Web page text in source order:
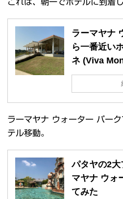
ラーマヤナ
ら一番近い
ネ (Viva
ラーマヤナ ウォーター パー
テル移動。
パタヤの2
マヤナ ウォ
てみた